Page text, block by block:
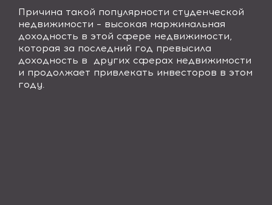
Причина такой популярности студенческой
недвижимости – высокая маржинальная
доходность в этой сфере недвижимости,
которая за последний год превысила
доходность в других сферах недвижимости
и продолжает привлекать инвесторов в этом
году.